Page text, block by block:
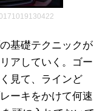
基礎テクニックが
アしていく。ゴー
見て、ラインど
ーキをかけて何速